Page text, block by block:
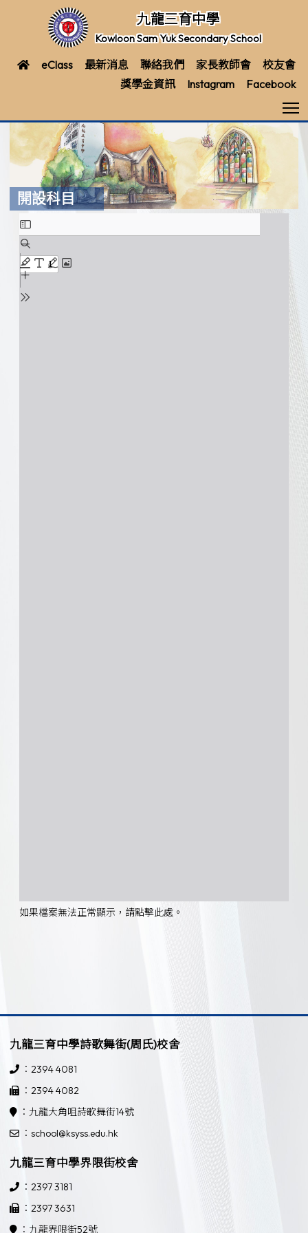
九龍三育中學
Kowloon Sam Yuk Secondary School
eClass 最新消息 聯絡我們 家長教師會
校友會
獎學金資訊
Instagram Facebook
開設科目
如果檔案無法正常顯示，請點擊此處。
九龍三育中學詩歌舞街(周氏)校舍
：2394 4081
：2394 4082
：九龍大角咀詩歌舞街14號
：school@ksyss.edu.hk
九龍三育中學界限街校舍
：2397 3181
：2397 3631
：九龍界限街52號